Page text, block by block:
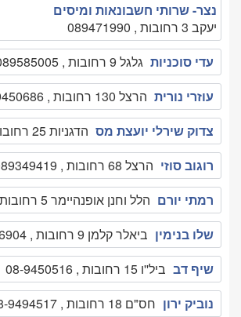
נצר- שרותי חשבונאות ומיסים
יעקב 3 רחובות , 089471990
עדי סוכניות גלגל 9 רחובות , 089585005
עוזרי נורית הרצל 130 רחובות , 089450686
צדוק שירלי יועצת מס הדגניות 25 רחובות , 089496695
רוגוב סוזי הרצל 68 רחובות , 089349419
רמתי יורם הלל וחנן אופנהיימר 5 רחובות , 0547960157
שלו בנימין ביאלר קלמן 9 רחובות , 089356904
שיף דב ביל''ו 15 רחובות , 08-9450516
נוביק ירון חס"ם 18 רחובות , 08-9494517